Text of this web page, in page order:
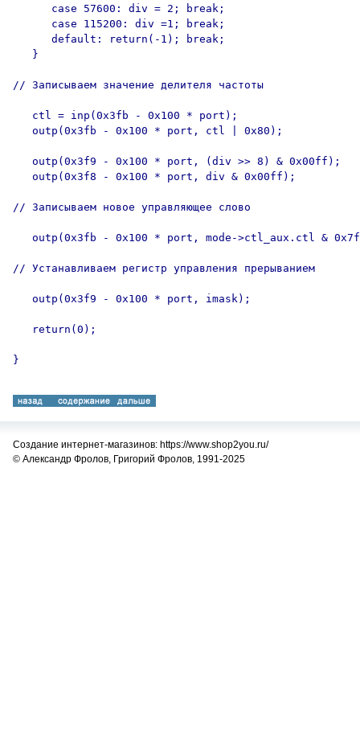
      case 57600: div = 2; break;
      case 115200: div =1; break;
      default: return(-1); break;
   }
// Записываем значение делителя частоты
   ctl = inp(0x3fb - 0x100 * port);
   outp(0x3fb - 0x100 * port, ctl | 0x80);
   outp(0x3f9 - 0x100 * port, (div >> 8) & 0x00ff);
   outp(0x3f8 - 0x100 * port, div & 0x00ff);
// Записываем новое управляющее слово
outp(0x3fb - 0x100 * port, mode->ctl_aux.ctl &
// Устанавливаем регистр управления прерыванием
   outp(0x3f9 - 0x100 * port, imask);
   return(0);
Создание интернет-магазинов: https://www.shop2you.ru/
© Александр Фролов, Григорий Фролов, 1991-2025